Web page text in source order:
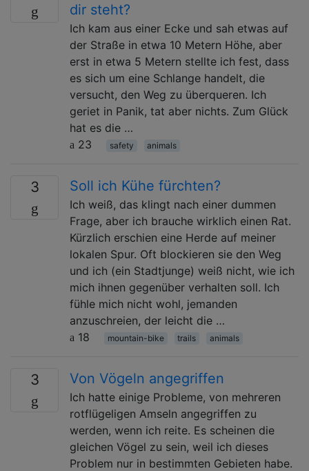
dir steht?
Ich kam aus einer Ecke und sah etwas auf
der Straße in etwa 10 Metern Höhe, aber
erst in etwa 5 Metern stellte ich fest, dass
es sich um eine Schlange handelt, die
versucht, den Weg zu überqueren. Ich
geriet in Panik, tat aber nichts. Zum Glück
hat es die …
23
safety animals
3 Soll ich Kühe fürchten?
Ich weiß, das klingt nach einer dummen
Frage, aber ich brauche wirklich einen Rat.
Kürzlich erschien eine Herde auf meiner
lokalen Spur. Oft blockieren sie den Weg
und ich (ein Stadtjunge) weiß nicht, wie ich
mich ihnen gegenüber verhalten soll. Ich
fühle mich nicht wohl, jemanden
anzuschreien, der leicht die …
18
mountain-bike trails animals
3 Von Vögeln angegriffen
Ich hatte einige Probleme, von mehreren
rotflügeligen Amseln angegriffen zu
werden, wenn ich reite. Es scheinen die
gleichen Vögel zu sein, weil ich dieses
Problem nur in bestimmten Gebieten habe.